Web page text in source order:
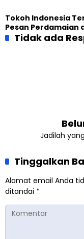
Tokoh Indonesia
Pesan Perdamaian
Khalifah Muslim
Tidak ada
Jadilah
Tinggalkan
Alamat email Anda
ditandai *